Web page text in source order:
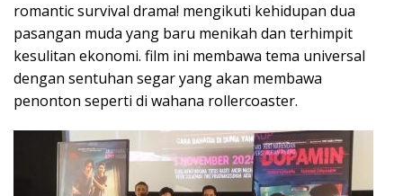
romantic survival drama! mengikuti kehidupan dua
pasangan muda yang baru menikah dan terhimpit
kesulitan ekonomi. film ini membawa tema universal
dengan sentuhan segar yang akan membawa
penonton seperti di wahana rollercoaster.